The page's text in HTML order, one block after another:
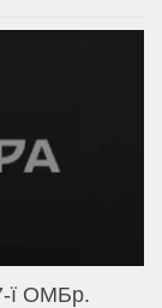
ї ОМБр.